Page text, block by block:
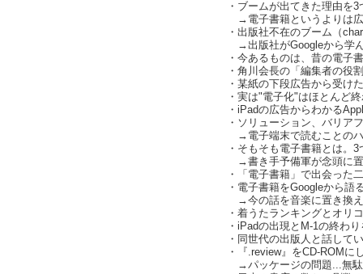
・ブームが出てきた理由を
→電子書籍というよりは
・出版社不在のブーム（
→出版社がGoogleから学
・今あるものは、昔の電子
・角川会長の「編集者の役
・某紙の下段広告から受け
・実は"電子化"はほとんど
・iPadの広告からわかる
・ソリューション、バリア
→電子端末で読むことの
・そもそも電子書籍とは。
→書き手予備軍が念頭に
・「電子書籍」で出会った
・電子書籍をGoogleから語
→今の話を音楽に置き換
・着うたランキングとオリ
・iPadの出現とM-1の終わ
・同世代の出版人と話して
・『.review』をCD-ROMに
→パッケージの問題...無駄